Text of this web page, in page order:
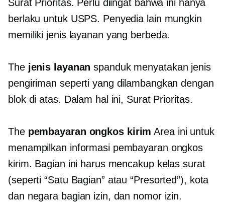
Surat Prioritas. Perlu diingat bahwa ini hanya
berlaku untuk USPS. Penyedia lain mungkin
memiliki jenis layanan yang berbeda.
The jenis layanan spanduk menyatakan jenis
pengiriman seperti yang dilambangkan dengan
blok di atas. Dalam hal ini, Surat Prioritas.
The pembayaran ongkos kirim Area ini untuk
menampilkan informasi pembayaran ongkos
kirim. Bagian ini harus mencakup kelas surat
(seperti “Satu Bagian” atau “Presorted”), kota
dan negara bagian izin, dan nomor izin.